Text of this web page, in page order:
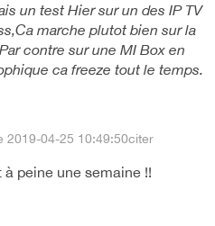
un test Hier sur un des IP TV
marche plutot bien sur la
contre sur une MI Box en
ca freeze tout le temps.
2019-04-25 10:49:50citer
à peine une semaine !!